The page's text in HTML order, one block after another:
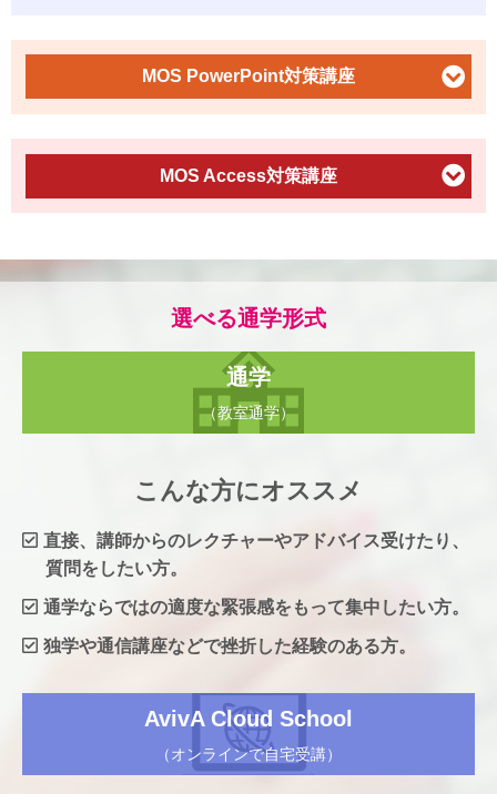
文字列・記号・特殊文字の挿入
図表・グラフの作成
ハイパーリンク
フォーム
グループ文書・サブ文書
講座情報
講座回数：11回(1回90分)
受講料：49,800円(税抜)
MOS PowerPoint対策講座
ビジネスシーンで最も活用されている、Officeソフト
の操作スキルを証明するMOS試験のPowerPoint対策
テンプレート
オブジェクトの挿入
タイミング設定 他
講座情報
講座回数：11回(1回90分)
［税込：54,780円］
MOS Access対策講座
ビジネスシーンで最も活用されている、Officeソフト
学習内容
レポート
データベースの管理 他
講座回数：11回(1回90分)
受講料：49,800円(税抜)
選べる通学形式
通学
（教室通学）
こんな方にオススメ
直接、講師からのレクチャーやアドバイス受けたり、
質問をしたい方。
通学ならではの適度な緊張感をもって集中したい方。
独学や通信講座などで挫折した経験のある方。
AvivA Cloud School
（オンラインで自宅受講）